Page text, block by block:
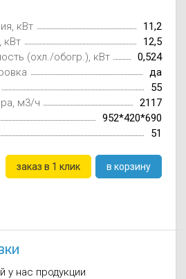
кВт
11,2
кВт
12,5
(охл./обогр.), кВт
0,524
да
55
м3/ч
2117
952*420*690
51
заказ в 1 клик в корзину
у нас продукции
Wi-Fi модуля